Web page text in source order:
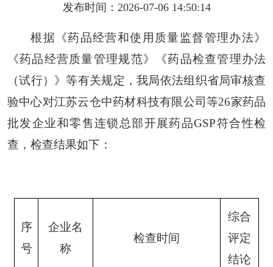
发布时间：2026-07-06 14:50:14
根据《药品经营和使用质量监督管理办法》
《药品经营质量管理规范》《药品检查管理办法
（试行）》等有关规定，我局依法组织省局审核查
验中心对江苏云仓中药材科技有限公司等26家药品
批发企业和零售连锁总部开展药品GSP符合性检
查，检查结果如下：
序
号
企业名
称
检查时间
综合
评定
结论